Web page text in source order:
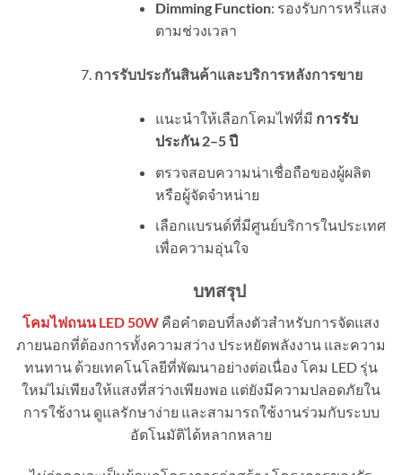
Dimming Function: รองรับการหรี่แสง
ตามช่วงเวลา
การรับประกันสินค้าและบริการหลังการขาย
แนะนำให้เลือกโคมไฟที่มี การรับ
ประกัน2–5ปี
ตรวจสอบความน่าเชื่อถือของผู้ผลิต
หรือผู้จัดจำหน่าย
เลือกแบรนด์ที่มีศูนย์บริการในประเทศ
เพื่อความอุ่นใจ
บทสรุป
โคมไฟถนน LED 50W คือคำตอบที่ลงตัวสำหรับการจัดแสง
ภายนอกที่ต้องการทั้งความสว่าง ประหยัดพลังงาน และความ
ทนทาน ด้วยเทคโนโลยีที่พัฒนาอย่างต่อเนื่อง โคม LED รุ่น
ใหม่ไม่เพียงให้แสงที่สว่างเพียงพอ แต่ยังมีความปลอดภัยใน
การใช้งาน ดูแลรักษาง่าย และสามารถใช้งานร่วมกับระบบ
อัตโนมัติได้หลากหลาย